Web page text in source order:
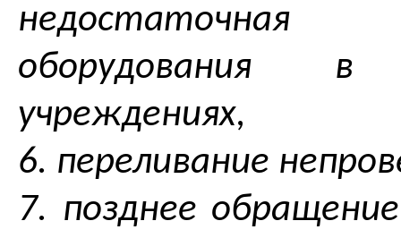
недостаточная
оборудования в
учреждениях,
6. переливание
7. позднее